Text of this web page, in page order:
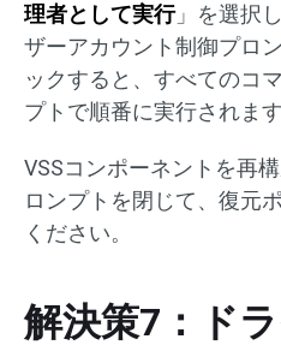
理者として実行」を選択
ザーアカウント制御プロ
ックすると、すべてのコ
プトで順番に実行されます
VSSコンポーネントを再
ロンプトを閉じて、復元
ください。
解決策7：ド